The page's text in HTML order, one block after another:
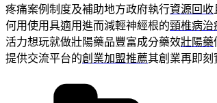
疼痛案例制度及補助地方政府執行資源回收
何用使用具適用進而減輕神經根的頸椎病治
活力想玩就做壯陽藥品豐富成分藥效壯陽藥
提供交流平台的創業加盟推薦其創業再即刻